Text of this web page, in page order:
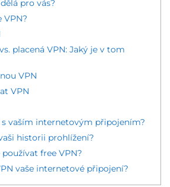
pro vás?
VPN?
placená VPN: Jaký je v tom
VPN
VPN
s vaším internetovým připojením?
historii prohlížení?
používat free VPN?
vaše internetové připojení?